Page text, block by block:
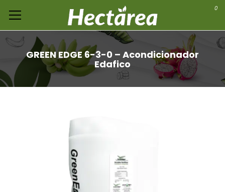
0
GREEN EDGE 6-3-0 – Acondicionador
Edafico